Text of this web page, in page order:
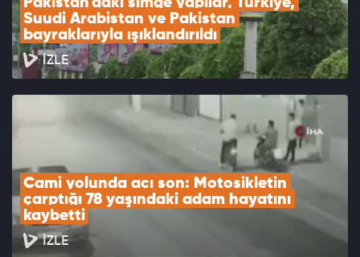
Pakistan'daki simge yapılar, Türkiye,
Suudi Arabistan ve Pakistan
bayraklarıyla ışıklandırıldı
İZLE
Cami yolunda acı son: Motosikletin
çarptığı 78 yaşındaki adam hayatını
kaybetti
İZLE